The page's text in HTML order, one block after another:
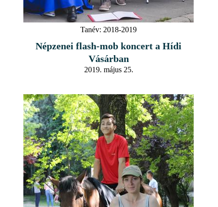
Tanév: 2018-2019
Népzenei flash-mob koncert a Hídi
Vásárban
2019. május 25.